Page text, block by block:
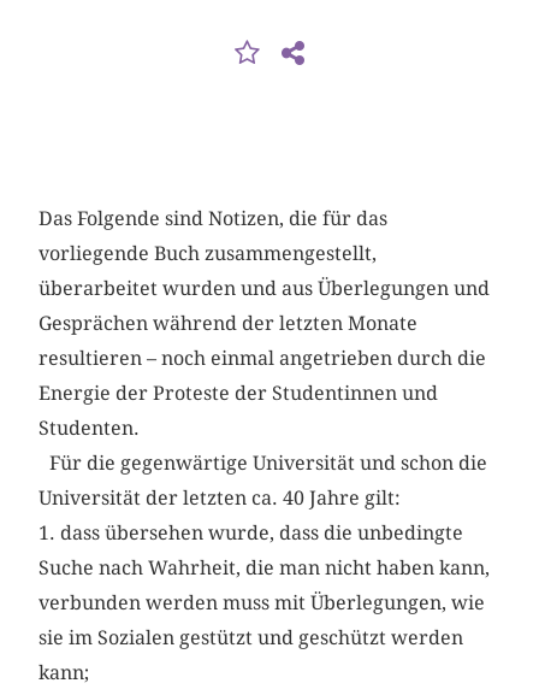
Das Folgende sind Notizen, die für das
vorliegende Buch zusammen­gestellt,
überarbeitet wurden und aus Überlegungen und
Gesprächen während der letzten Monate
resultieren – noch einmal angetrieben durch die
Energie der Proteste der Studentinnen und
Studenten.
Für die gegenwärtige Universität und schon die
Universität der letzten ca. 40 Jahre gilt:
1. dass übersehen wurde, dass die unbedingte
Suche nach Wahrheit, die man nicht haben kann,
verbunden werden muss mit Überlegungen, wie
sie im Sozialen gestützt und geschützt werden
kann;